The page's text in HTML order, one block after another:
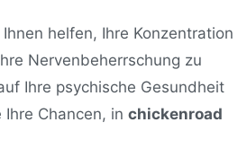
helfen, Ihre Konzentration
Nervenbeherrschung zu
Ihre psychische Gesundheit
Chancen, in chickenroad